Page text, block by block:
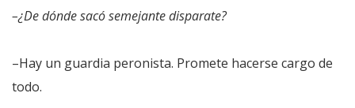
–¿De dónde sacó semejante disparate?
–Hay un guardia peronista. Promete hacerse cargo de
todo.